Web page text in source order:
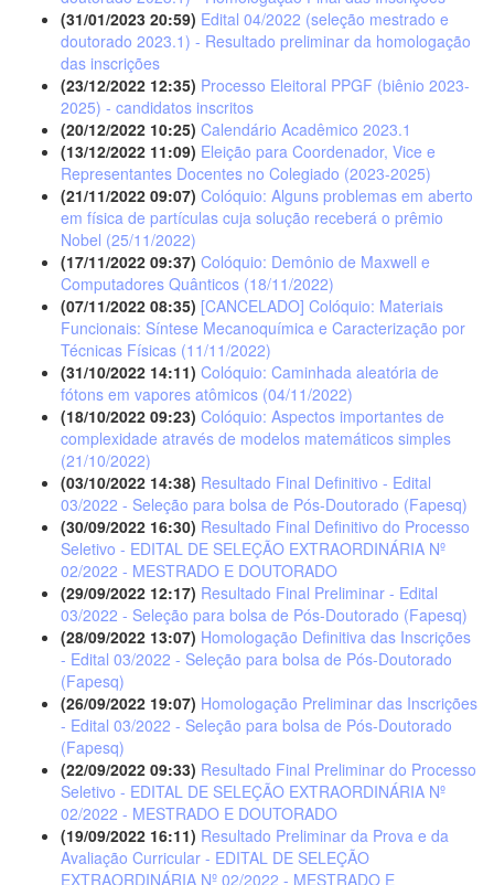
(31/01/2023 20:59) Edital 04/2022 (seleção mestrado e
doutorado 2023.1) - Resultado preliminar da homologação
das inscrições
(23/12/2022 12:35) Processo Eleitoral PPGF (biênio 2023-
2025) - candidatos inscritos
(20/12/2022 10:25) Calendário Acadêmico 2023.1
(13/12/2022 11:09) Eleição para Coordenador, Vice e
Representantes Docentes no Colegiado (2023-2025)
(21/11/2022 09:07) Colóquio: Alguns problemas em aberto
em física de partículas cuja solução receberá o prêmio
Nobel (25/11/2022)
(17/11/2022 09:37) Colóquio: Demônio de Maxwell e
Computadores Quânticos (18/11/2022)
(07/11/2022 08:35) [CANCELADO] Colóquio: Materiais
Funcionais: Síntese Mecanoquímica e Caracterização por
Técnicas Físicas (11/11/2022)
(31/10/2022 14:11) Colóquio: Caminhada aleatória de
fótons em vapores atômicos (04/11/2022)
(18/10/2022 09:23) Colóquio: Aspectos importantes de
complexidade através de modelos matemáticos simples
(21/10/2022)
(03/10/2022 14:38) Resultado Final Definitivo - Edital
03/2022 - Seleção para bolsa de Pós-Doutorado (Fapesq)
(30/09/2022 16:30) Resultado Final Definitivo do Processo
Seletivo - EDITAL DE SELEÇÃO EXTRAORDINÁRIA Nº
02/2022 - MESTRADO E DOUTORADO
(29/09/2022 12:17) Resultado Final Preliminar - Edital
03/2022 - Seleção para bolsa de Pós-Doutorado (Fapesq)
(28/09/2022 13:07) Homologação Definitiva das Inscrições
- Edital 03/2022 - Seleção para bolsa de Pós-Doutorado
(Fapesq)
(26/09/2022 19:07) Homologação Preliminar das Inscrições
- Edital 03/2022 - Seleção para bolsa de Pós-Doutorado
(Fapesq)
(22/09/2022 09:33) Resultado Final Preliminar do Processo
Seletivo - EDITAL DE SELEÇÃO EXTRAORDINÁRIA Nº
02/2022 - MESTRADO E DOUTORADO
(19/09/2022 16:11) Resultado Preliminar da Prova e da
Avaliação Curricular - EDITAL DE SELEÇÃO
EXTRAORDINÁRIA Nº 02/2022 - MESTRADO E